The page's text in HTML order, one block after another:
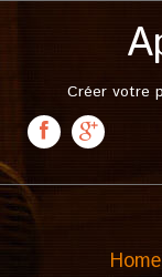
Créer votre
Home